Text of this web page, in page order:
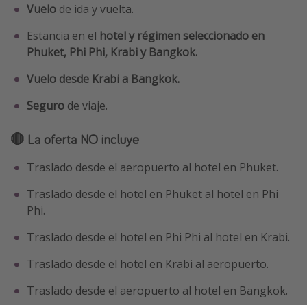
Vuelo de ida y vuelta.
Estancia en el hotel y régimen seleccionado en
Phuket, Phi Phi, Krabi y Bangkok.
Vuelo desde Krabi a Bangkok.
Seguro de viaje.
🔴 La oferta NO incluye
Traslado desde el aeropuerto al hotel en Phuket.
Traslado desde el hotel en Phuket al hotel en Phi
Phi.
Traslado desde el hotel en Phi Phi al hotel en Krabi.
Traslado desde el hotel en Krabi al aeropuerto.
Traslado desde el aeropuerto al hotel en Bangkok.